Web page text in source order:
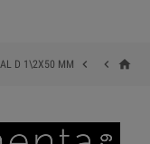
home


D 1\2X50 MM